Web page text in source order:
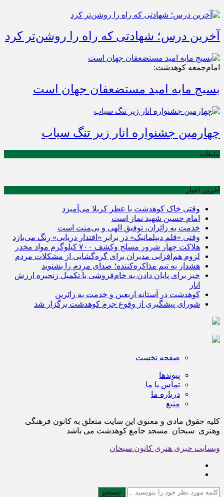
آخرین درس؛ شهادتی که راه را روشن‌تر کرد
امام‌جمعه کوهدشت:
بسیج مایه امید مستضعفان جهان است
چهارمین جشنواره انار زیر تنگ سیاب
تبلیغات
آخرین اخبار
وقتی خاک کوهدشت با عطر کربلا می‌آمیزد
امام حسین شهید نماز است
خدمت به زائران، توفیق الهی و بی‌منت است
وقتی «قلم دیپلماتیک» در برابر «اقتدار دریایی» رنگ می‌بازد
هلاکت چهار شرور مسلح وکشف ۷۰۰ کیلوگرم مواد مخدر
لزوم هم‌افزایی مدیران برای گره‌گشایی از مشکلات مردم
هشدار به تیم مذاکره‌کننده؛ صدای مردم را بشنوید
خیز برای پایان دادن به خام‌فروشی با تکمیل زنجیره ارزش
انار
کوهدشت در آستانه اربعین و خدمت‌ به زائرین
شورای پیشگیری از وقوع جرم کوهدشت برگزار شد
صفحه نخست
پیوندها
تماس با ما
درباره ما
منبع
کلیه حقوق مادی و معنوی این سایت متعلق به کانون فرهنگی
وهنری سبحان مسجد جامع کوهدشت می باشد
وبسایت خبری هنری کانون سبحان
جستجو